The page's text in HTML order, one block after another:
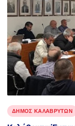
ΔΗΜΟΣ ΚΑΛΑΒΡΥΤΩΝ